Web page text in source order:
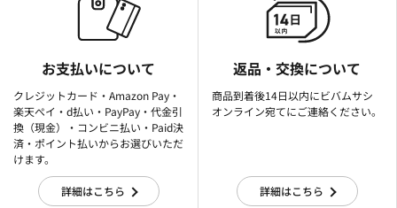
お支払いについて
クレジットカード・Amazon Pay・
楽天ぺイ・d払い・PayPay・代金引
換（現金）・コンビニ払い・Paid決
済・ポイント払いからお選びいただ
けます。
詳細はこちら
返品・交換について
商品到着後14日以内にビバムサシ
オンライン宛てにご連絡ください。
詳細はこちら